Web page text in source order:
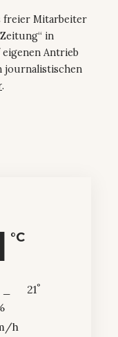
freier Mitarbeiter
in
eigenen Antrieb
journalistischen
.
°C
21°
h